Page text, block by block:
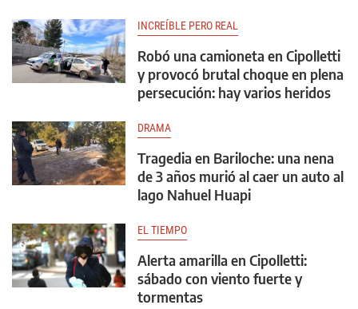
INCREÍBLE PERO REAL
Robó una camioneta en Cipolletti
y provocó brutal choque en plena
persecución: hay varios heridos
DRAMA
Tragedia en Bariloche: una nena
de 3 años murió al caer un auto al
lago Nahuel Huapi
EL TIEMPO
Alerta amarilla en Cipolletti:
sábado con viento fuerte y
tormentas